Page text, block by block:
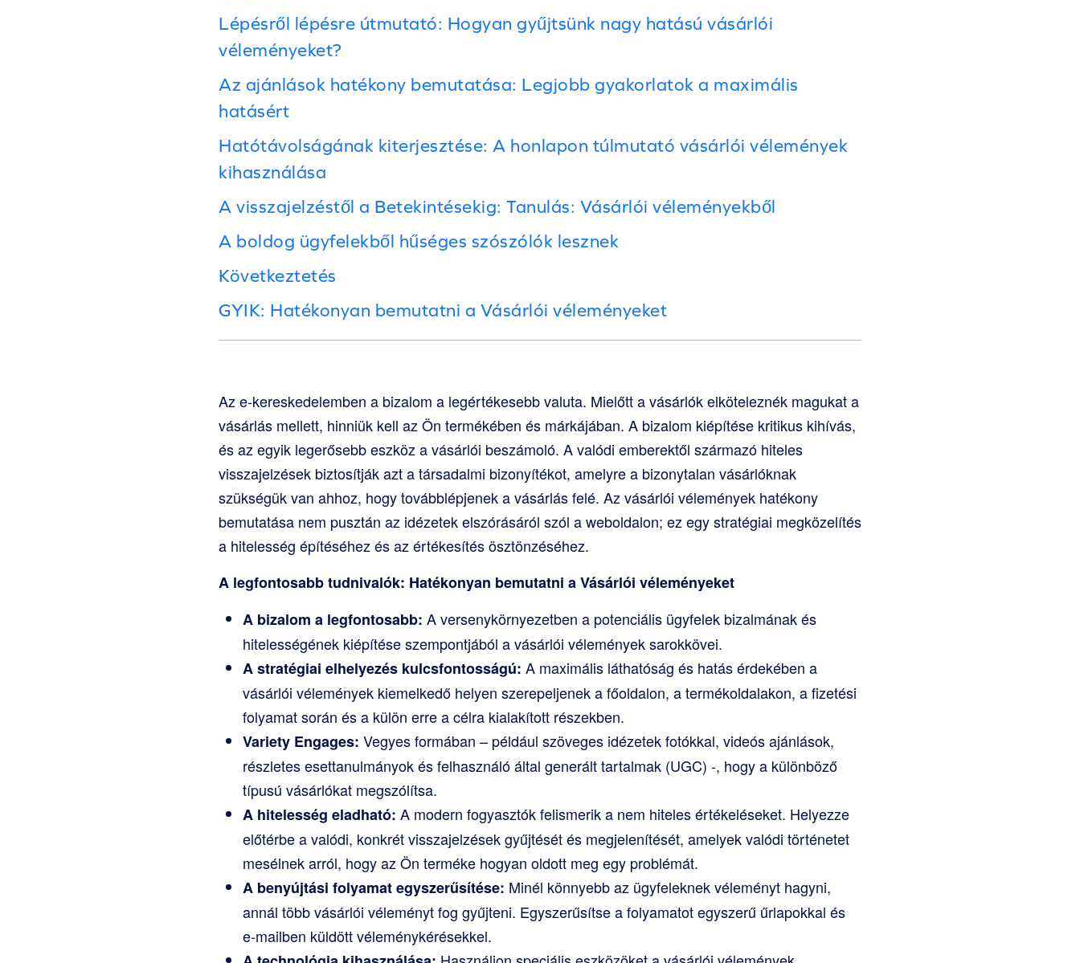
Lépésről lépésre útmutató: Hogyan gyűjtsünk nagy hatású vásárlói
véleményeket?
Az ajánlások hatékony bemutatása: Legjobb gyakorlatok a maximális
hatásért
Hatótávolságának kiterjesztése: A honlapon túlmutató vásárlói vélemények
kihasználása
A visszajelzéstől a Betekintésekig: Tanulás: Vásárlói véleményekből
A boldog ügyfelekből hűséges szószólók lesznek
Következtetés
GYIK: Hatékonyan bemutatni a Vásárlói véleményeket
Az e-kereskedelemben a bizalom a legértékesebb valuta. Mielőtt a vásárlók elköteleznék magukat a
vásárlás mellett, hinniük kell az Ön termékében és márkájában. A bizalom kiépítése kritikus kihívás,
és az egyik legerősebb eszköz a vásárlói beszámoló. A valódi emberektől származó hiteles
visszajelzések biztosítják azt a társadalmi bizonyítékot, amelyre a bizonytalan vásárlóknak
szükségük van ahhoz, hogy továbblépjenek a vásárlás felé. Az vásárlói vélemények hatékony
bemutatása nem pusztán az idézetek elszórásáról szól a weboldalon; ez egy stratégiai megközelítés
a hitelesség építéséhez és az értékesítés ösztönzéséhez.
A legfontosabb tudnivalók: Hatékonyan bemutatni a Vásárlói véleményeket
A bizalom a legfontosabb: A versenykörnyezetben a potenciális ügyfelek bizalmának és
hitelességének kiépítése szempontjából a vásárlói vélemények sarokkövei.
A stratégiai elhelyezés kulcsfontosságú: A maximális láthatóság és hatás érdekében a
vásárlói vélemények kiemelkedő helyen szerepeljenek a főoldalon, a termékoldalakon, a fizetési
folyamat során és a külön erre a célra kialakított részekben.
Variety Engages: Vegyes formában – például szöveges idézetek fotókkal, videós ajánlások,
részletes esettanulmányok és felhasználó által generált tartalmak (UGC) -, hogy a különböző
típusú vásárlókat megszólítsa.
A hitelesség eladható: A modern fogyasztók felismerik a nem hiteles értékeléseket. Helyezze
előtérbe a valódi, konkrét visszajelzések gyűjtését és megjelenítését, amelyek valódi történetet
mesélnek arról, hogy az Ön terméke hogyan oldott meg egy problémát.
A benyújtási folyamat egyszerűsítése: Minél könnyebb az ügyfeleknek véleményt hagyni,
annál több vásárlói véleményt fog gyűjteni. Egyszerűsítse a folyamatot egyszerű űrlapokkal és
e-mailben küldött véleménykérésekkel.